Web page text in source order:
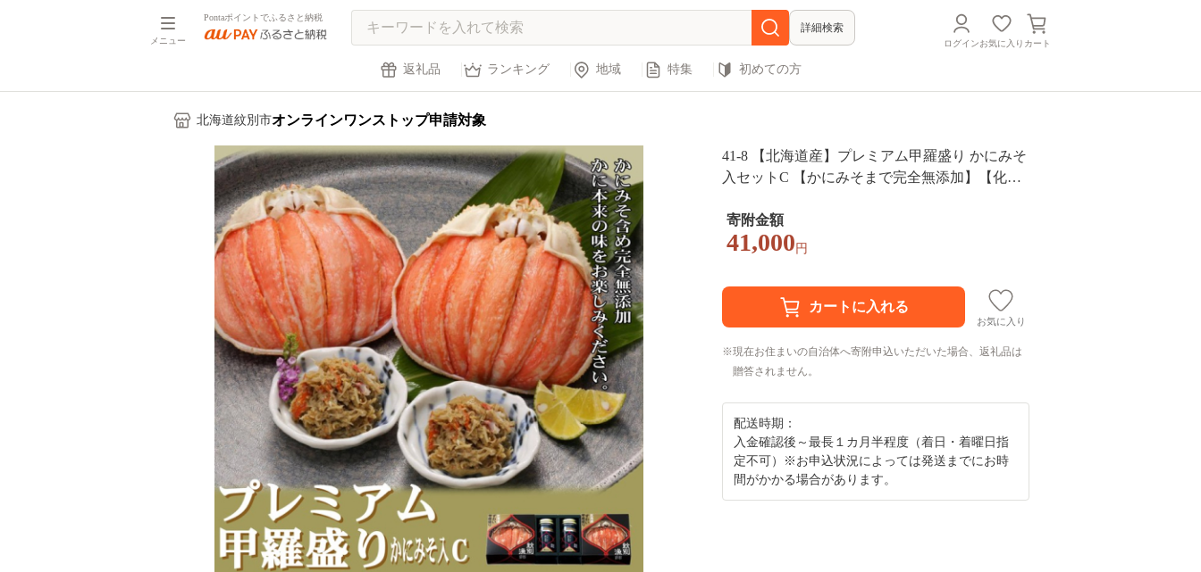
メニュー
Pontaポイントでふるさと納税
詳細検索
ログインお気に入り カート
返礼品 ランキング 地域 特集 初めての方
北海道紋別市オンラインワンストップ申請対象
41-8 【北海道産】プレミアム甲羅盛り かにみそ
入セットC 【かにみそまで完全無添加】【化粧
寄附金額
41,000 円
お気に入り
現在お住まいの自治体へ寄附申込いただいた場合、返礼品は
贈答されません。
配送時期：
入金確認後～最長１カ月半程度（着日・着曜日指
定不可）※お申込状況によっては発送までにお時
間がかかる場合があります。